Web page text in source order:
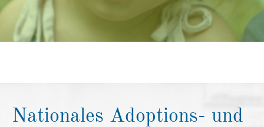
Nationales Adoptions- und